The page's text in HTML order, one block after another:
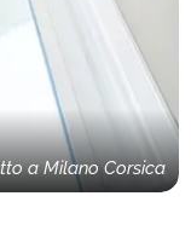
a Milano Corsica